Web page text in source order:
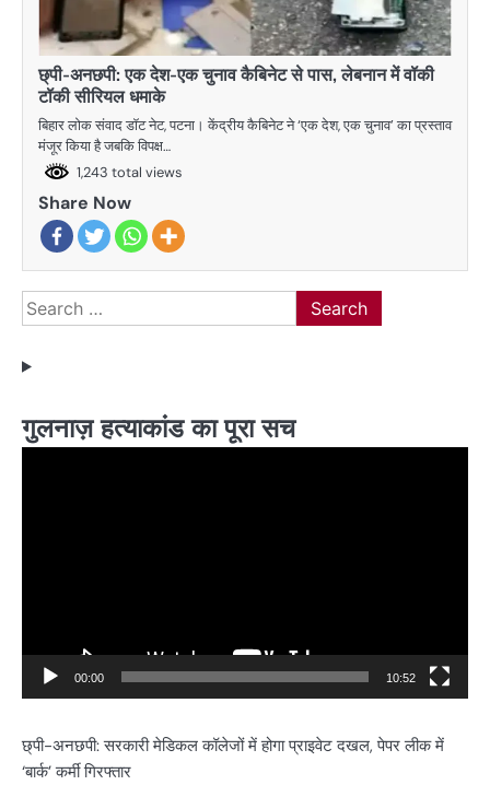
छ्पी-अनछपी: एक देश-एक चुनाव कैबिनेट से पास, लेबनान में वॉकी
टॉकी सीरियल धमाके
बिहार लोक संवाद डॉट नेट, पटना। केंद्रीय कैबिनेट ने ‘एक देश, एक चुनाव’ का प्रस्ताव
मंजूर किया है जबकि विपक्ष…
1,243 total views
Share Now
Search
for:
गुलनाज़ हत्याकांड का पूरा सच
00:00 10:52
छ्पी-अनछपी: सरकारी मेडिकल कॉलेजों में होगा प्राइवेट दखल, पेपर लीक में
‘बार्क’ कर्मी गिरफ्तार